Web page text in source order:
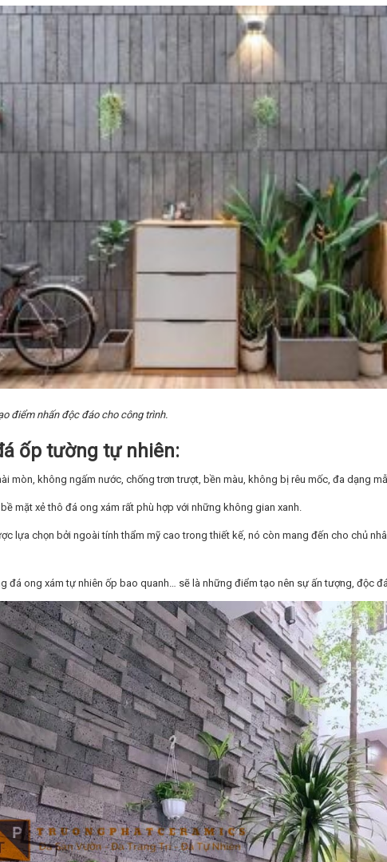
điểm nhấn độc đáo cho công trình.
ốp tường tự nhiên:
mòn, không ngấm nước, chống trơn trượt, bền màu, không bị rêu mốc, đa dạng
mặt xẻ thô đá ong xám rất phù hợp với những không gian xanh.
lựa chọn bởi ngoài tính thẩm mỹ cao trong thiết kế, nó còn mang đến cho chủ
đá ong xám tự nhiên ốp bao quanh… sẽ là những điểm tạo nên sự ấn tượng, độc